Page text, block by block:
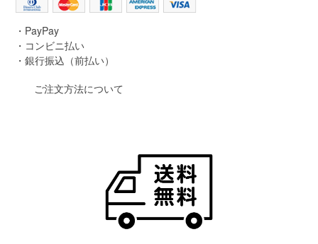
・PayPay
・コンビニ払い
・銀行振込（前払い）
ご注文方法について